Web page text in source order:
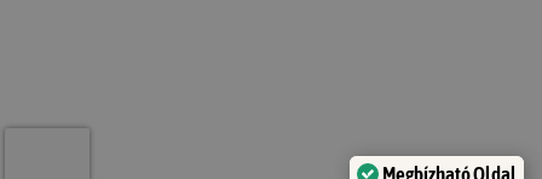
Megbízható Oldal